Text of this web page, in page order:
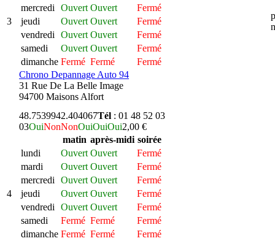
3
mercredi
Ouvert Ouvert
Fermé
jeudi
Ouvert Ouvert
Fermé
vendredi
Ouvert Ouvert
Fermé
samedi
Ouvert Ouvert
Fermé
dimanche Fermé Fermé
Fermé
Chrono Depannage Auto 94
31 Rue De La Belle Image
94700 Maisons Alfort
4
48.7539942.404067Tél : 01 48 52 03
03OuiNonNonOuiOuiOui2,00 €
matin après-midi soirée
lundi
Ouvert Ouvert
Fermé
mardi
Ouvert Ouvert
Fermé
mercredi
Ouvert Ouvert
Fermé
jeudi
Ouvert Ouvert
Fermé
vendredi
Ouvert Ouvert
Fermé
samedi
Fermé Fermé
Fermé
dimanche Fermé Fermé
Fermé